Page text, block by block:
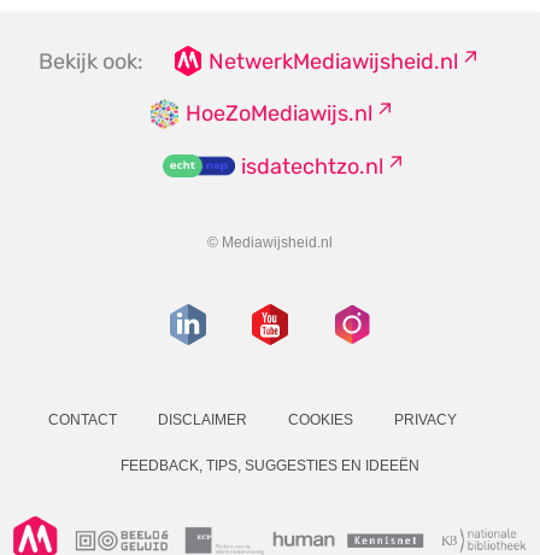
Bekijk ook:
NetwerkMediawijsheid.nl
HoeZoMediawijs.nl
isdatechtzo.nl
© Mediawijsheid.nl
CONTACT DISCLAIMER COOKIES PRIVACY
FEEDBACK, TIPS, SUGGESTIES EN IDEEËN